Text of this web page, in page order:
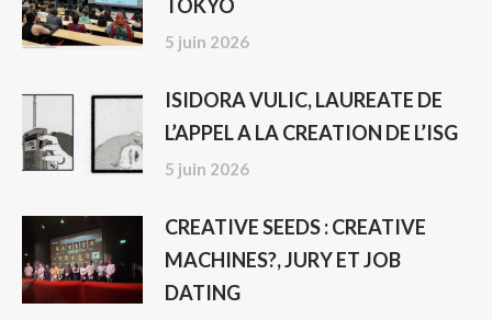
TOKYO
5 juin 2026
ISIDORA VULIC, LAUREATE DE
L’APPEL A LA CREATION DE L’ISG
5 juin 2026
CREATIVE SEEDS : CREATIVE
MACHINES?, JURY ET JOB
DATING